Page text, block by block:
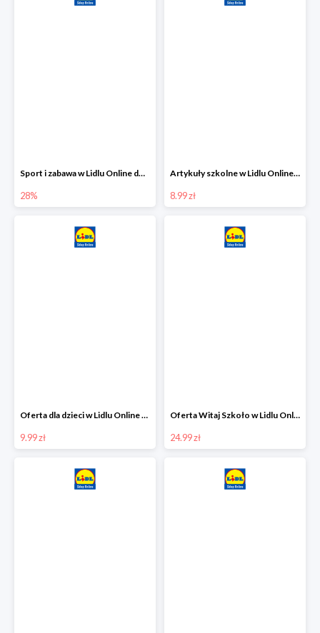
Sport i zabawa w Lidlu Online do -28%
28%
Artykuły szkolne w Lidlu Online od 8,99 zł
8.99 zł
Oferta dla dzieci w Lidlu Online od 9,99 zł
9.99 zł
Oferta Witaj Szkoło w Lidlu Online od 24,99 zł
24.99 zł